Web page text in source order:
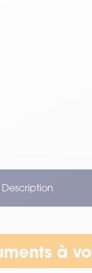
Description
à